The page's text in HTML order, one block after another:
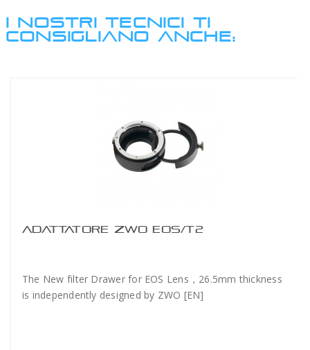
I NOSTRI TECNICI TI
CONSIGLIANO ANCHE:
ADATTATORE ZWO EOS/T2
The New filter Drawer for EOS Lens，26.5mm thickness
is independently designed by ZWO [EN]